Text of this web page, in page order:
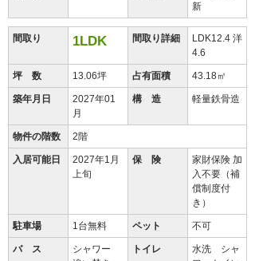
新
間取り 1LDK 間取り詳細
LDK12.4 洋
4.6
坪 数 13.06坪 占有面積 43.18㎡
築年月日
2027年01
月
構 造 軽量鉄骨造
物件の階数 2階
入居可能日
2027年1月
上旬
保 険
家財保険 加
入不要（補
償制度付
き）
駐車場 1台無料 ペット 不可
バ ス
シャワー
トイレ
水洗 シャ